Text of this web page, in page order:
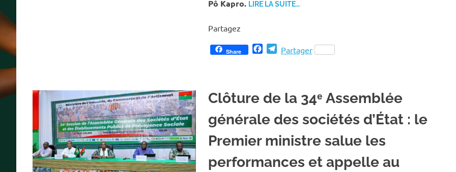
Pô Kapro. LIRE LA SUITE…
Partagez
Share FacebookTelegram
Partager
Clôture de la 34ᵉ Assemblée
générale des sociétés d’État : le
Premier ministre salue les
performances et appelle au